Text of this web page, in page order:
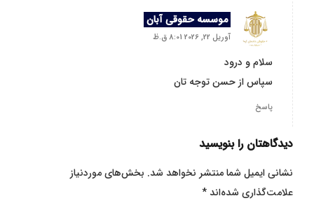
موسسه حقوقی آبان
آوریل 22, 2026 8:01 ق.ظ
سلام و درود
سپاس از حسن توجه تان
پاسخ
دیدگاهتان را بنویسید
نشانی ایمیل شما منتشر نخواهد شد. بخش‌های موردنیاز
علامت‌گذاری شده‌اند*